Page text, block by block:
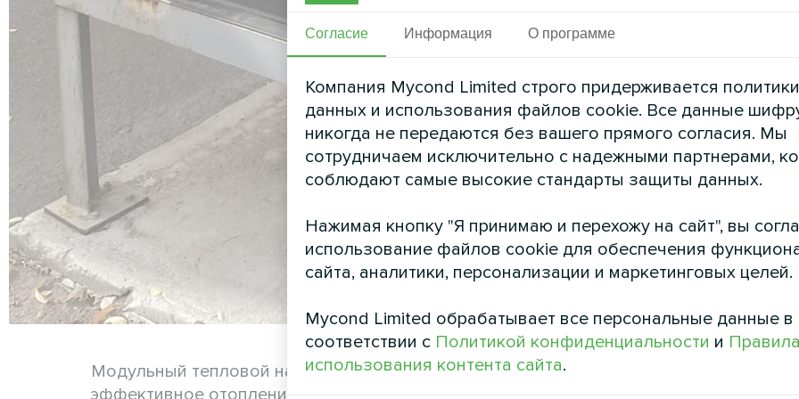
Модульный тепловой насос Mycond STANDARD MCU, установленный на крупном
эффективное отопление и охлаждение в сложных условиях. Модульная
Согласие Информация О программе
Компания Mycond Limited строго придерживается
данных и использования файлов cookie. Все данные
никогда не передаются без вашего прямого согласия. Мы
сотрудничаем исключительно с надежными партнерами,
соблюдают самые высокие стандарты защиты данных.
Нажимая кнопку "Я принимаю и перехожу на сайт", вы
использование файлов cookie для обеспечения
сайта, аналитики, персонализации и маркетинговых целей.
Mycond Limited обрабатывает все персональные данные в
соответствии с Политикой конфиденциальности и
использования контента сайта.